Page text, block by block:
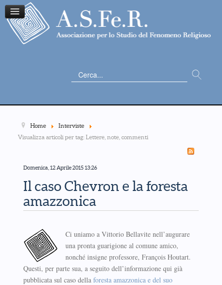
Cerca...
Home
Interviste
Visualizza articoli per tag: Lettere, note, commenti
Domenica, 12 Aprile 2015 13:26
Il caso Chevron e la foresta
amazzonica
Ci uniamo a Vittorio Bellavite nell’augurare
una pronta guarigione al comune amico,
nonché insigne professore, François Houtart.
Questi, per parte sua, a seguito dell’informazione qui già
pubblicata sul caso della foresta amazzonica e del suo